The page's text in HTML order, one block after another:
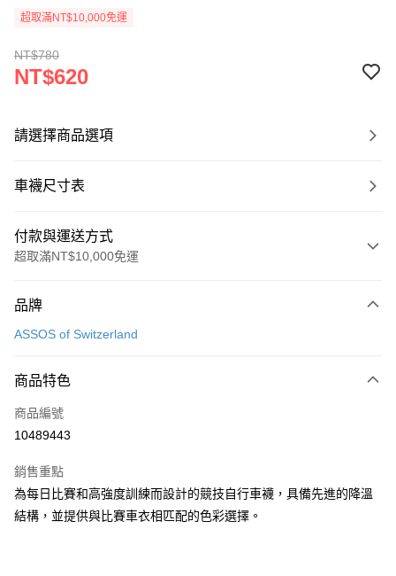
超取滿NT$10,000免運
NT$780
NT$620
請選擇商品選項
車襪尺寸表
付款與運送方式
超取滿NT$10,000免運
信用卡一次付款
運送方式
全家取貨付款
付款後全家取貨
每筆NT$90
品牌
ASSOS of Switzerland
商品特色
商品編號
10489443
銷售重點
為每日比賽和高強度訓練而設計的競技自行車襪，具備先進的降溫
結構，並提供與比賽車衣相匹配的色彩選擇。